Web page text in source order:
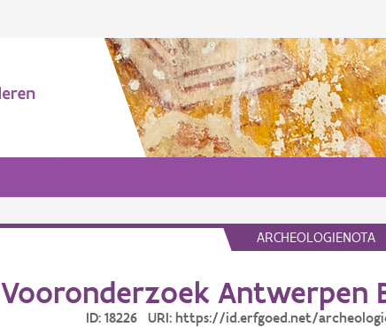
ARCHEOLOGIENOTA
Vooronderzoek Antwerpen
ID: 18226 URI: https://id.erfgoed.net/